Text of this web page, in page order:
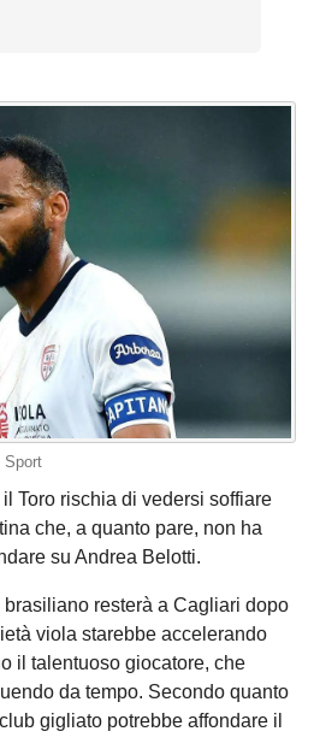
Sport
Toro rischia di vedersi soffiare
che, a quanto pare, non ha
su Andrea Belotti.
resterà a Cagliari dopo
viola starebbe accelerando
il talentuoso giocatore, che
da tempo. Secondo quanto
gigliato potrebbe affondare il